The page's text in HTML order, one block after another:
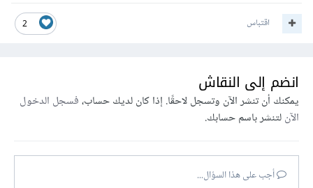
2 اقتباس
انضم إلى النقاش
يمكنك أن تنشر الآن وتسجل لاحقًا. إذا كان لديك حساب،فسجل الدخول
الآنلتنشر باسم حسابك.
أجب على هذا السؤال...